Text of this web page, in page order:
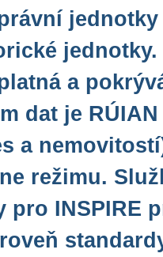
a
dat je
a
režimu.
pro INSPIRE